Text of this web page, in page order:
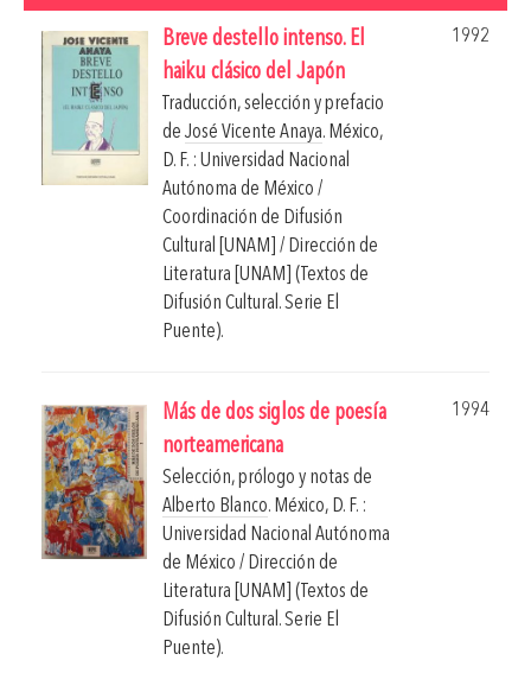
Breve destello intenso. El
haiku clásico del Japón
1992
Traducción, selección y prefacio
de José Vicente Anaya. México,
D. F. : Universidad Nacional
Autónoma de México /
Coordinación de Difusión
Cultural [UNAM] / Dirección de
Literatura [UNAM] (Textos de
Difusión Cultural. Serie El
Puente).
Más de dos siglos de poesía
norteamericana
1994
Selección, prólogo y notas de
Alberto Blanco. México, D. F. :
Universidad Nacional Autónoma
de México / Dirección de
Literatura [UNAM] (Textos de
Difusión Cultural. Serie El
Puente).